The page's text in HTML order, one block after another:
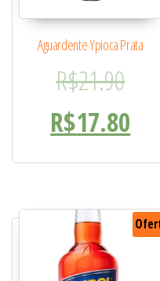
Aguardente Ypioca Prata
R$21.90O
R$17.80